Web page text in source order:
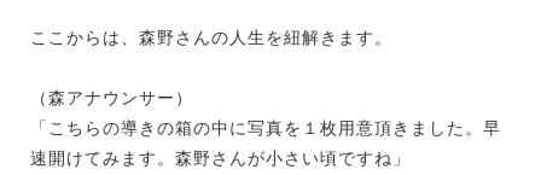
ここからは、森野さんの人生を紐解きます。
（森アナウンサー）
「こちらの導きの箱の中に写真を１枚用意頂きました。早
速開けてみます。森野さんが小さい頃ですね」